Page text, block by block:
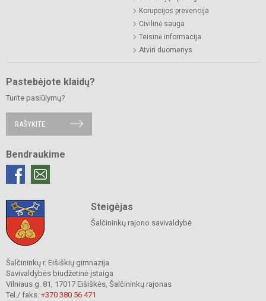
Korupcijos prevencija
Civilinė sauga
Teisinė informacija
Atviri duomenys
Pastebėjote klaidų?
Turite pasiūlymų?
RAŠYKITE
Bendraukime
Steigėjas
Šalčininkų rajono savivaldybė
Šalčininkų r. Eišiškių gimnazija
Savivaldybės biudžetinė įstaiga
Vilniaus g. 81, 17017 Eišiškės, Šalčininkų rajonas
Tel./ faks. +370 380 56 471